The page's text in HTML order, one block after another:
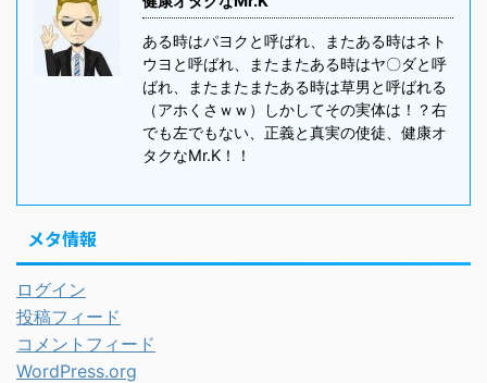
ある時はパヨクと呼ばれ、またある時はネト
ウヨと呼ばれ、またまたある時はヤ〇ダと呼
ばれ、またまたまたある時は草男と呼ばれる
（アホくさｗｗ）しかしてその実体は！？右
でも左でもない、正義と真実の使徒、健康オ
タクなMr.K！！
メタ情報
ログイン
投稿フィード
コメントフィード
WordPress.org